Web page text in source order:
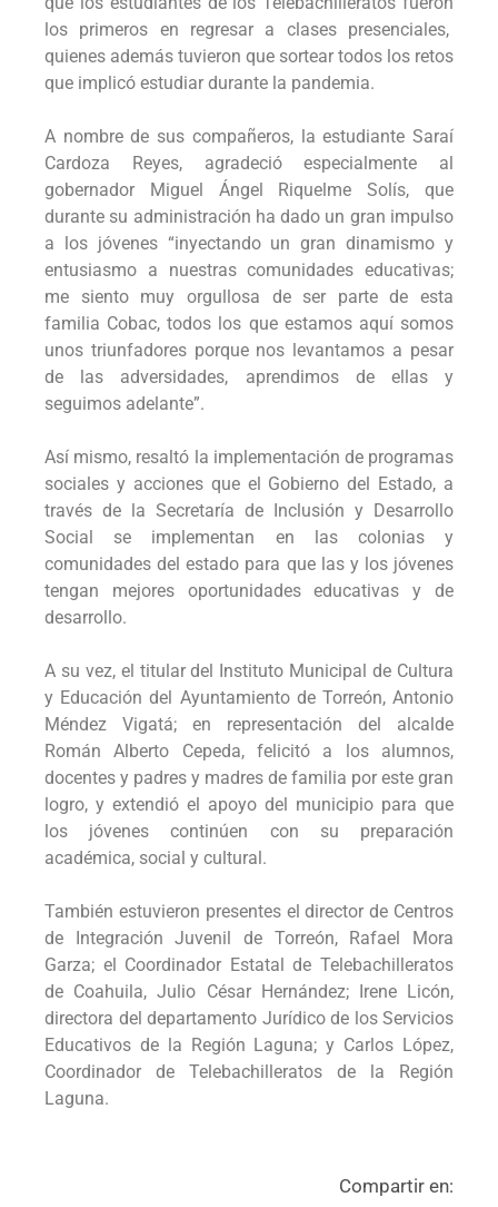
los primeros en regresar a clases presenciales,
quienes además tuvieron que sortear todos los retos
que implicó estudiar durante la pandemia.
A nombre de sus compañeros, la estudiante Saraí
Cardoza Reyes, agradeció especialmente al
gobernador Miguel Ángel Riquelme Solís, que
durante su administración ha dado un gran impulso
a los jóvenes “inyectando un gran dinamismo y
entusiasmo a nuestras comunidades educativas;
me siento muy orgullosa de ser parte de esta
familia Cobac, todos los que estamos aquí somos
unos triunfadores porque nos levantamos a pesar
de las adversidades, aprendimos de ellas y
seguimos adelante”.
Así mismo, resaltó la implementación de programas
sociales y acciones que el Gobierno del Estado, a
través de la Secretaría de Inclusión y Desarrollo
Social se implementan en las colonias y
comunidades del estado para que las y los jóvenes
tengan mejores oportunidades educativas y de
desarrollo.
A su vez, el titular del Instituto Municipal de Cultura
y Educación del Ayuntamiento de Torreón, Antonio
Méndez Vigatá; en representación del alcalde
Román Alberto Cepeda, felicitó a los alumnos,
docentes y padres y madres de familia por este gran
logro, y extendió el apoyo del municipio para que
los jóvenes continúen con su preparación
académica, social y cultural.
También estuvieron presentes el director de Centros
de Integración Juvenil de Torreón, Rafael Mora
Garza; el Coordinador Estatal de Telebachilleratos
de Coahuila, Julio César Hernández; Irene Licón,
directora del departamento Jurídico de los Servicios
Educativos de la Región Laguna; y Carlos López,
Coordinador de Telebachilleratos de la Región
Laguna.
Compartir en: